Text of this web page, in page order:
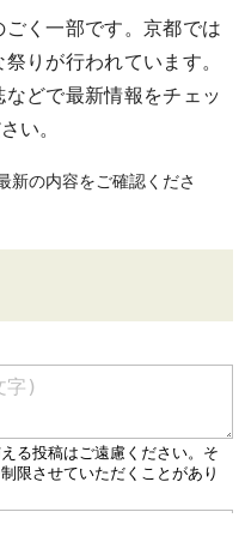
く一部です。京都では
りが行われています。
などで最新情報をチェッ
い。
新の内容をご確認くださ